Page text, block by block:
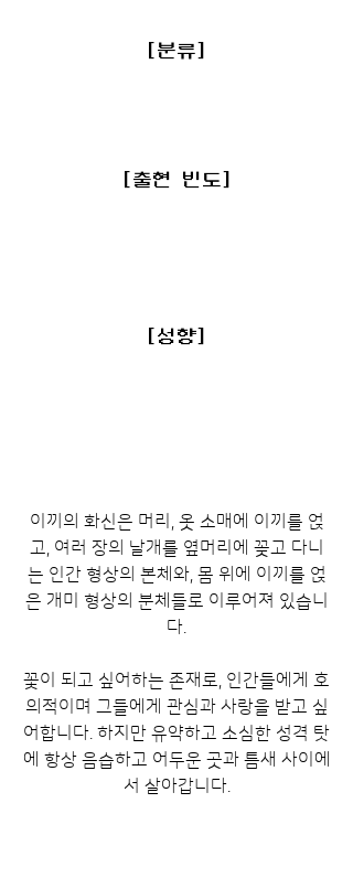
[분류]
[출현 빈도]
[성향]
이끼의 화신은 머리, 옷 소매에 이끼를 얹
고, 여러 장의 날개를 옆머리에 꽂고 다니
는 인간 형상의 본체와, 몸 위에 이끼를 얹
은 개미 형상의 분체들로 이루어져 있습니
다.
꽃이 되고 싶어하는 존재로, 인간들에게 호
의적이며 그들에게 관심과 사랑을 받고 싶
어합니다. 하지만 유약하고 소심한 성격 탓
에 항상 음습하고 어두운 곳과 틈새 사이에
서 살아갑니다.